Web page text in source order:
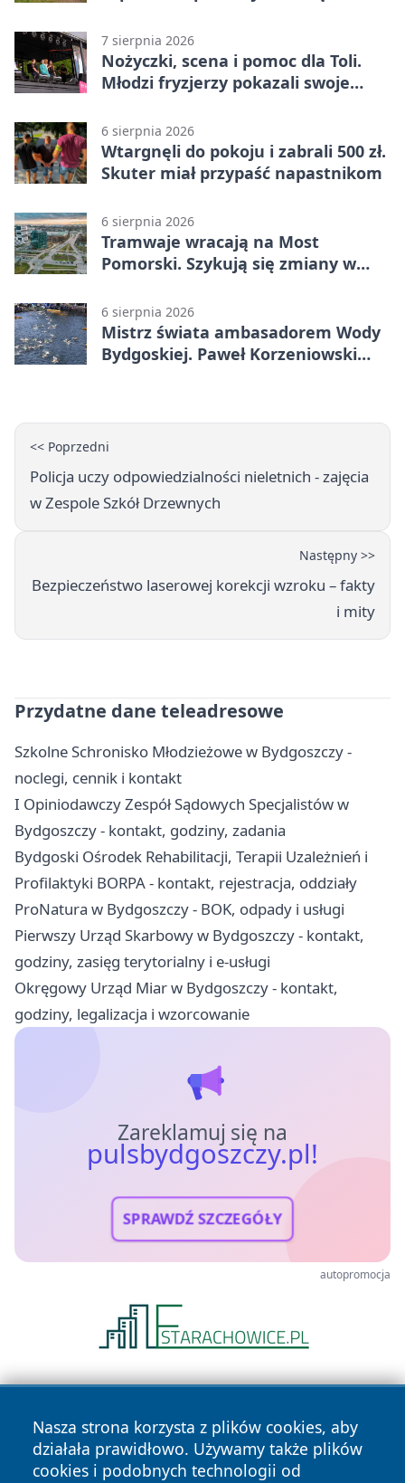
7 sierpnia 2026
Nożyczki, scena i pomoc dla Toli.
Młodzi fryzjerzy pokazali swoje
6 sierpnia 2026
Wtargnęli do pokoju i zabrali 500 zł.
Skuter miał przypaść napastnikom
6 sierpnia 2026
Tramwaje wracają na Most
Pomorski. Szykują się zmiany w
6 sierpnia 2026
Mistrz świata ambasadorem Wody
Bydgoskiej. Paweł Korzeniowski
<< Poprzedni
Policja uczy odpowiedzialności nieletnich - zajęcia
w Zespole Szkół Drzewnych
Następny >>
Bezpieczeństwo laserowej korekcji wzroku – fakty
i mity
Przydatne dane teleadresowe
Szkolne Schronisko Młodzieżowe w Bydgoszczy -
noclegi, cennik i kontakt
I Opiniodawczy Zespół Sądowych Specjalistów w
Bydgoszczy - kontakt, godziny, zadania
Bydgoski Ośrodek Rehabilitacji, Terapii Uzależnień i
Profilaktyki BORPA - kontakt, rejestracja, oddziały
ProNatura w Bydgoszczy - BOK, odpady i usługi
Pierwszy Urząd Skarbowy w Bydgoszczy - kontakt,
godziny, zasięg terytorialny i e-usługi
Okręgowy Urząd Miar w Bydgoszczy - kontakt,
godziny, legalizacja i wzorcowanie
Zareklamuj się na
pulsbydgoszczy.pl!
SPRAWDŹ SZCZEGÓŁY
autopromocja
Nasza strona korzysta z plików cookies, aby
działała prawidłowo. Używamy także plików
cookies i podobnych technologii od